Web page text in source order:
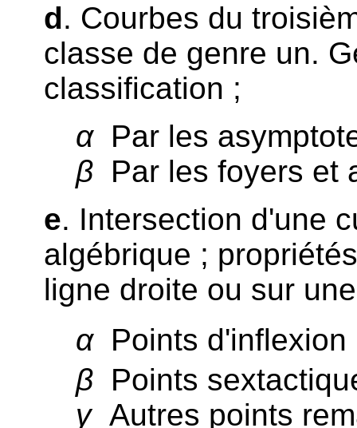
d. Courbes du
classe de genre un.
classification ;
αPar les
β Par les foyers et
e. Intersection d'une
algébrique ;
ligne droite ou sur
αPoints
β Points
γAutres points